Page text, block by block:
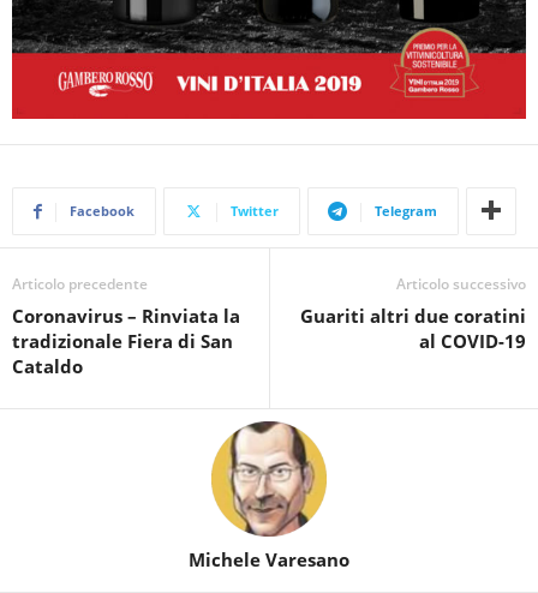
Facebook Twitter Telegram
Articolo precedente
Coronavirus – Rinviata la
tradizionale Fiera di San
Cataldo
Articolo successivo
Guariti altri due coratini
al COVID-19
Michele Varesano